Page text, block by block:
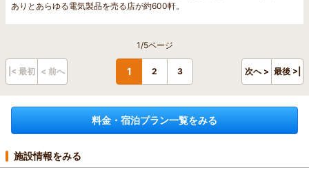
ありとあらゆる電気製品を売る店が約600軒。
1/5ページ
|< 最初 < 前へ 1 2 3 次へ > 最後 >|
料金・宿泊プラン一覧をみる
施設情報をみる